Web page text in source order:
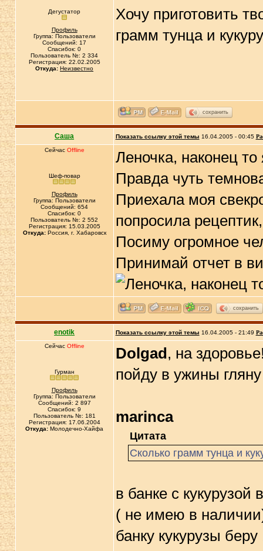
Дегустатор
Профиль
Группа: Пользователи
Сообщений: 17
Спасибок: 0
Пользователь №: 2 334
Регистрация: 22.02.2005
Откуда: Неизвестно
Хочу приготовить
грамм тунца и
сохранить
Саша Показать ссылку этой темы 16.04.2005 - 00:45
Сейчас Offline
Шеф-повар
Профиль
Группа: Пользователи
Сообщений: 654
Спасибок: 0
Пользователь №: 2 552
Регистрация: 15.03.2005
Откуда:Россия, г. Хабаровск
Леночка, наконец
Правда чуть
Приехала моя
попросила
Посиму огромное
Принимай отчет в
сохранить
enotik Показать ссылку этой темы 16.04.2005 - 21:49
Сейчас Offline
Гурман
Профиль
Группа: Пользователи
Сообщений: 2 897
Спасибок: 9
Пользователь №: 181
Регистрация: 17.06.2004
Откуда: Молодечно-Хайфа
Dolgad, на
пойду в ужины
marinca
Цитата
Сколько грамм тунца и
в банке с кукурузой
( не имею в
банку кукурузы